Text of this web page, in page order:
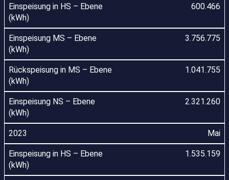
600.466
3.756.775
1.041.755
2.321.260
Mai
1.535.159